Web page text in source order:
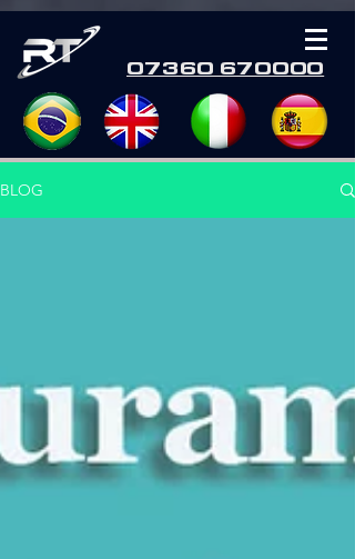
07360 670000
BLOG